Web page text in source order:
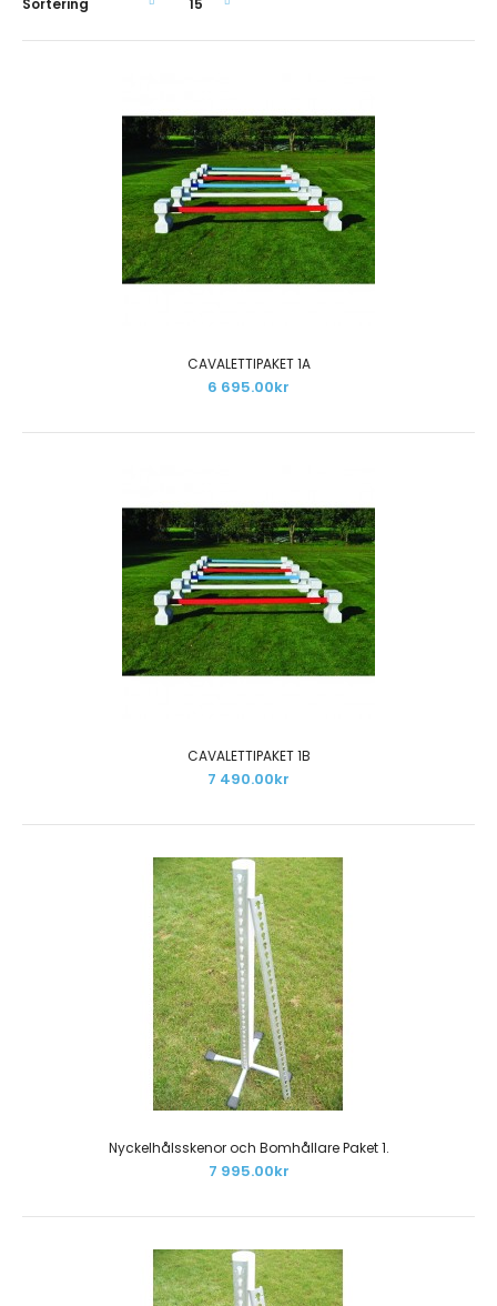
6 695.00kr
Paketet innehåller:12 st cavalettiblock6 st
cavalettibommar (valfri färg)Cavalettibommen är gjord
av..
CAVALETTIPAKET 1B
7 490.00kr
CAVALETTIPAKET 1A
6 695.00kr
CAVALETTIPAKET 1B
7 490.00kr
Nyckelhålsskenor och Bomhållare Paket 1.
7 995.00kr